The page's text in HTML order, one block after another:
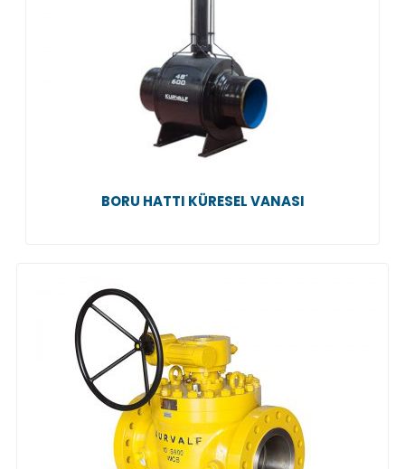
BORU HATTI KÜRESEL VANASI